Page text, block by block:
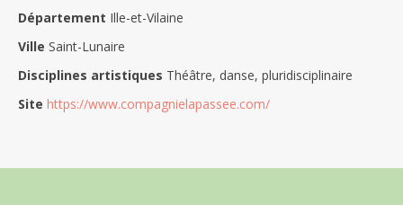
Département Ille-et-Vilaine
Ville Saint-Lunaire
Disciplines artistiques Théâtre, danse, pluridisciplinaire
Site https://www.compagnielapassee.com/